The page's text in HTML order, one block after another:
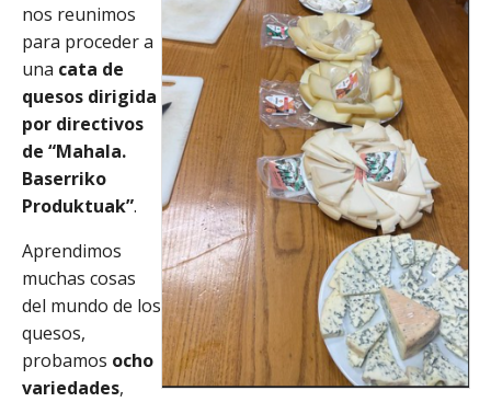
nos reunimos
para proceder a
una cata de
quesos dirigida
por directivos
de “Mahala.
Baserriko
Produktuak”.
Aprendimos
muchas cosas
del mundo de los
quesos,
probamos ocho
variedades,